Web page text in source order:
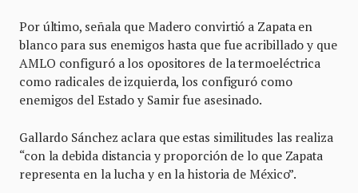
Por último, señala que Madero convirtió a Zapata en
blanco para sus enemigos hasta que fue acribillado y que
AMLO configuró a los opositores de la termoeléctrica
como radicales de izquierda, los configuró como
enemigos del Estado y Samir fue asesinado.
Gallardo Sánchez aclara que estas similitudes las realiza
“con la debida distancia y proporción de lo que Zapata
representa en la lucha y en la historia de México”.